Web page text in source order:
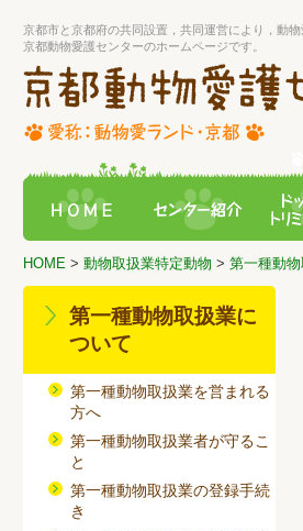
京都市と京都府の共同設置，共同運営により，動
京都動物愛護センターのホームページです。
HOME > 動物取扱業特定動物 > 第一種動
第一種動物取扱業に
ついて
第一種動物取扱業を営まれる
方へ
第一種動物取扱業者が守るこ
と
第一種動物取扱業の登録手続
き